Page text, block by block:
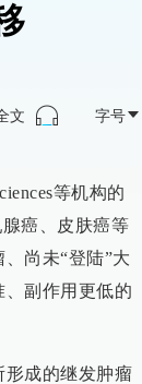
文 字号
等机构的
癌、皮肤癌等
尚未“登陆”大
副作用更低的
形成的继发肿瘤